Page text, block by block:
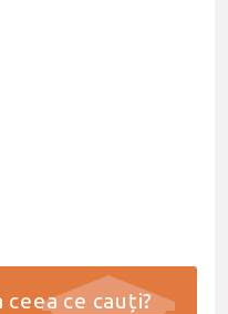
ceea ce cauți?